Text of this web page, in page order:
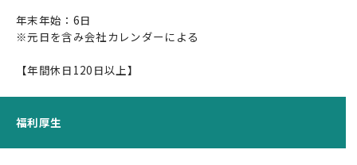
社会インフラ
製造・物流
建設・土木・環境
自動運転・スマートシティ
測量・空間情報
年末年始：6日
※元日を含み会社カレンダーによる
【年間休日120日以上】
福利厚生